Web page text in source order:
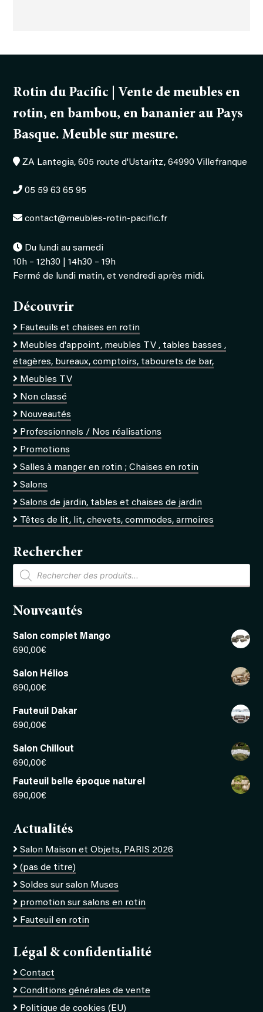
Rotin du Pacific | Vente de meubles en
rotin, en bambou, en bananier au Pays
Basque. Meuble sur mesure.
ZA Lantegia, 605 route d'Ustaritz, 64990 Villefranque
05 59 63 65 95
contact@meubles-rotin-pacific.fr
Du lundi au samedi
10h – 12h30 | 14h30 – 19h
Fermé de lundi matin, et vendredi après midi.
Découvrir
Fauteuils et chaises en rotin
Meubles d'appoint, meubles TV , tables basses ,
étagères, bureaux, comptoirs, tabourets de bar,
Meubles TV
Non classé
Nouveautés
Professionnels / Nos réalisations
Promotions
Salles à manger en rotin ; Chaises en rotin
Salons
Salons de jardin, tables et chaises de jardin
Têtes de lit, lit, chevets, commodes, armoires
Rechercher
Recherche
de
produits
Nouveautés
Salon complet Mango
690,00€
Salon Hélios
690,00€
Fauteuil Dakar
690,00€
Salon Chillout
690,00€
Fauteuil belle époque naturel
690,00€
Actualités
Salon Maison et Objets, PARIS 2026
(pas de titre)
Soldes sur salon Muses
promotion sur salons en rotin
Fauteuil en rotin
Légal & confidentialité
Contact
Conditions générales de vente
Politique de cookies (EU)